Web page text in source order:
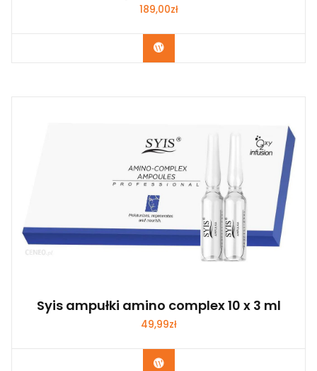
189,00zł
Zobacz
Syis ampułki amino complex 10 x 3 ml
49,99zł
Zobacz